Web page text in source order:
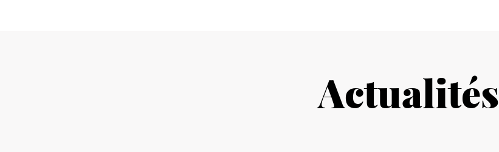
Actualités